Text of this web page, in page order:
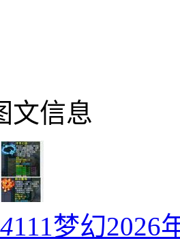
文信息
111梦幻2026